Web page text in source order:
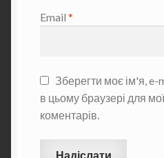
Email *
Зберегти моє ім'я, e-
в цьому браузері для
коментарів.